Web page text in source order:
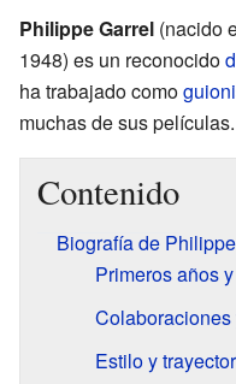
Philippe Garrel (nacido
1948) es un reconocido
ha trabajado como
muchas de sus películas.
Contenido
Biografía de
Primeros años
Estilo y